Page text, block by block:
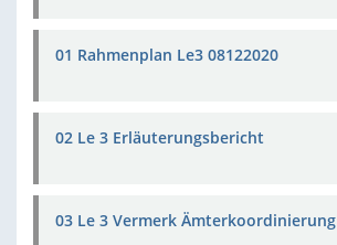
01 Rahmenplan Le3 08122020
02 Le 3 Erläuterungsbericht
03 Le 3 Vermerk Ämterkoordinierung